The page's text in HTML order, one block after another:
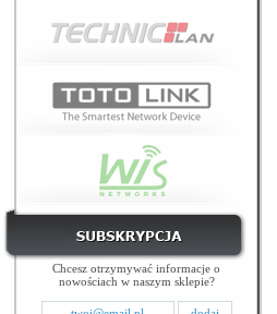
Chcesz otrzymywać informacje o
nowościach w naszym sklepie?